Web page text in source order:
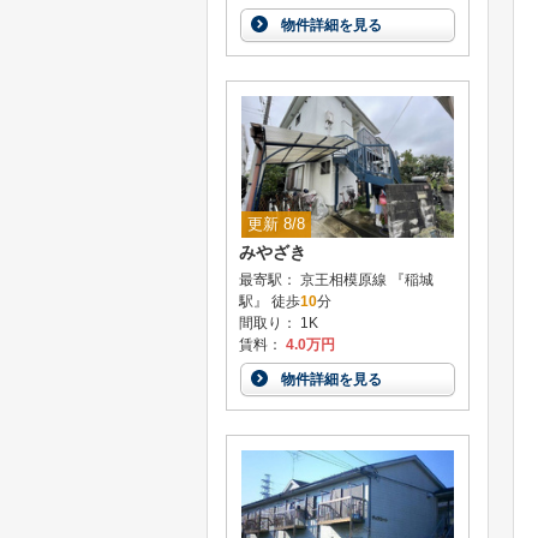
物件詳細を見る
更新 8/8
みやざき
最寄駅： 京王相模原線 『稲城
駅』 徒歩10分
間取り： 1K
賃料： 4.0万円
物件詳細を見る